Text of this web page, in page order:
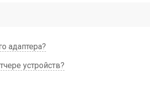
адаптера?
устройств?